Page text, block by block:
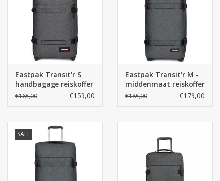
Eastpak Transit'r S
handbagage reiskoffer
- Black Denim
€165,00 €159,00
Eastpak Transit'r M -
middenmaat reiskoffer
- Black Denim
€185,00 €179,00
SALE